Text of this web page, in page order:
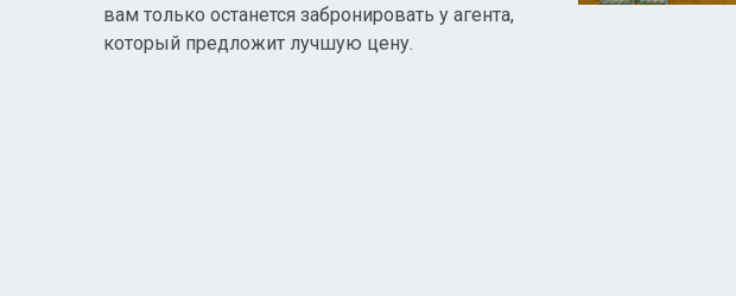
вам только останется забронировать у агента,
который предложит лучшую цену.